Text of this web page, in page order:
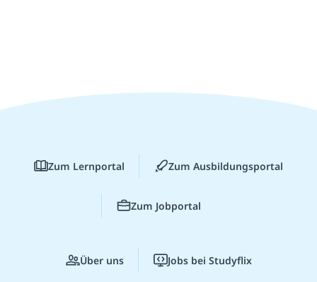
Zum Lernportal Zum Ausbildungsportal
Zum Jobportal
Über uns Jobs bei Studyflix